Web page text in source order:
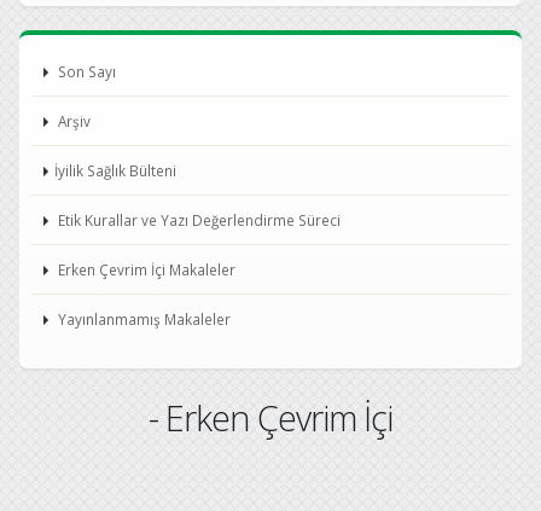
Son Sayı
Arşiv
İyilik Sağlık Bülteni
Etik Kurallar ve Yazı Değerlendirme Süreci
Erken Çevrim İçi Makaleler
Yayınlanmamış Makaleler
- Erken Çevrim İçi